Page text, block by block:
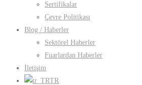
Sertifikalar
Çevre Politikası
Blog / Haberler
Sektörel Haberler
Fuarlardan Haberler
İletişim
TR